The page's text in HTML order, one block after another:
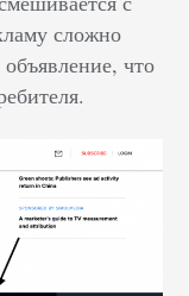
сложно
что